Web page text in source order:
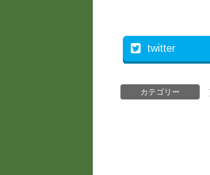
twitter
カテゴリー